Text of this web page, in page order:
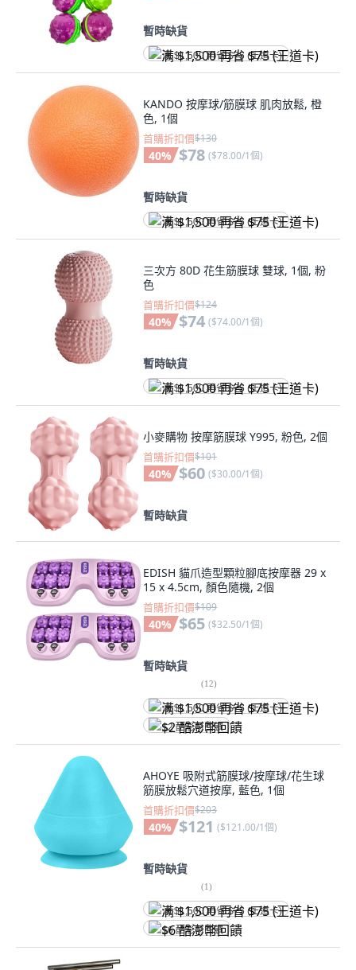
暫時缺貨
满 $1,500 再省 $75 (王道卡)
KANDO 按摩球/筋膜球 肌肉放鬆, 橙
色, 1個
首購折扣價$130
40% $78 ($78.00/1個)
暫時缺貨
满 $1,500 再省 $75 (王道卡)
三次方 80D 花生筋膜球 雙球, 1個, 粉
色
首購折扣價$124
40% $74 ($74.00/1個)
暫時缺貨
满 $1,500 再省 $75 (王道卡)
小麥購物 按摩筋膜球 Y995, 粉色, 2個
首購折扣價$101
40% $60 ($30.00/1個)
暫時缺貨
EDISH 貓爪造型顆粒腳底按摩器 29 x
15 x 4.5cm, 顏色隨機, 2個
首購折扣價$109
40% $65 ($32.50/1個)
暫時缺貨
(12)
满 $1,500 再省 $75 (王道卡)
$2 酷澎幣回饋
AHOYE 吸附式筋膜球/按摩球/花生球
筋膜放鬆穴道按摩, 藍色, 1個
首購折扣價$203
40% $121 ($121.00/1個)
暫時缺貨
(1)
满 $1,500 再省 $75 (王道卡)
$6 酷澎幣回饋